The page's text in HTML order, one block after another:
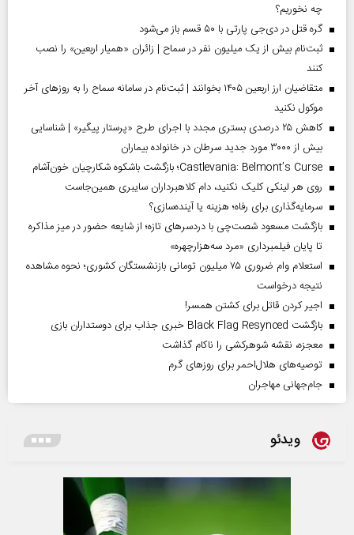
چه نخوریم؟
گره قتل در دی‌جی پارتی با ۵۰ قسم باز می‌شود
ثبت‌نام بیش از یک میلیون نفر در سماح | زائران «همیار اربعین» را نصب
کنند
متقاضیان ارز اربعین ۱۴۰۵ بخوانند | ثبت‌نام در سامانه سماح را به روز‌های آخر
موکول نکنید
کاهش ۲۵ درصدی بستری مجدد با اجرای طرح «پرستار پیگیر» | شناسایی
بیش از ۳۰۰۰ مورد جدید سرطان در خانواده بیماران
Castlevania: Belmont’s Curse؛ بازگشت باشکوه شکارچیان خون‌آشام
روی هر لینکی کلیک نکنید، دام کلاهبرداران سایبری همین‌جاست
سرمایه‌گذاری برای رفاه؛ هزینه یا آینده‌سازی؟
بازگشت مسعود شصت‌چی با دردسر‌های تازه؛ از شایعه حضور در میز مذاکره
تا پایان فیلمبرداری «مرد سه‌هزارچهره»
استعلام وام ضروری ۷۵ میلیون تومانی بازنشستگان کشوری؛ نحوه مشاهده
نتیجه درخواست
اجیر کردن قاتل برای کشتن همسر!
بازگشت Black Flag Resynced خبری جذاب برای دوستداران بازی
معجزه، نقشه شوهرکشی را ناکام گذاشت
توصیه‌های هلال‌احمر برای روز‌های گرم
جام‌جهانی مهاجران
ویدئو